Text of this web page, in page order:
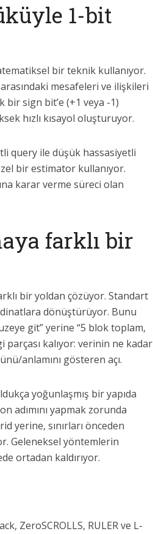
1-bit
bir teknik kullanıyor.
mesafeleri ve ilişkileri
sign bit’e (+1 veya -1)
hızlı kısayol oluşturuyor.
query ile düşük hassasiyetli
bir estimator kullanıyor.
karar verme süreci olan
farklı bir
bir yoldan çözüyor. Standart
dönüştürüyor. Bunu
git” yerine “5 blok toplam,
parçası kalıyor: verinin ne kadar
anlamını gösteren açı.
yoğunlaşmış bir yapıda
adımını yapmak zorunda
yerine, sınırları önceden
Geleneksel yöntemlerin
ortadan kaldırıyor.
ZeroSCROLLS, RULER ve L-